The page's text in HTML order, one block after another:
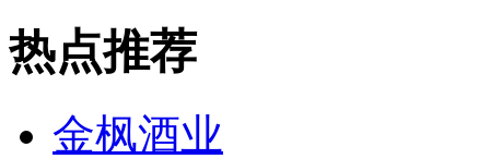
热点推荐
金枫酒业